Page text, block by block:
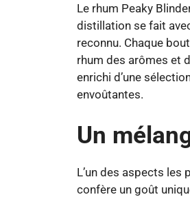
Le rhum Peaky
distillation se fait
reconnu. Chaque
rhum des arômes et
enrichi d’une
envoûtantes.
Un
L’un des aspects les
confère un goût